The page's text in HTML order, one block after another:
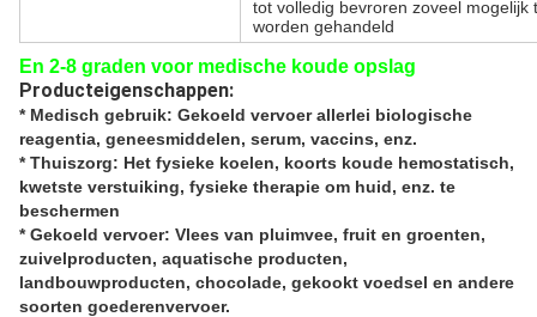
tot volledig bevroren zoveel
worden gehandeld
En 2-8 graden voor medische koude opslag
Producteigenschappen:
* Medisch gebruik: Gekoeld vervoer allerlei biologische
reagentia, geneesmiddelen, serum, vaccins, enz.
* Thuiszorg: Het fysieke koelen, koorts koude hemostatisch,
kwetste verstuiking, fysieke therapie om huid, enz. te
beschermen
* Gekoeld vervoer: Vlees van pluimvee, fruit en groenten,
zuivelproducten, aquatische producten,
landbouwproducten, chocolade, gekookt voedsel en andere
soorten goederenvervoer.